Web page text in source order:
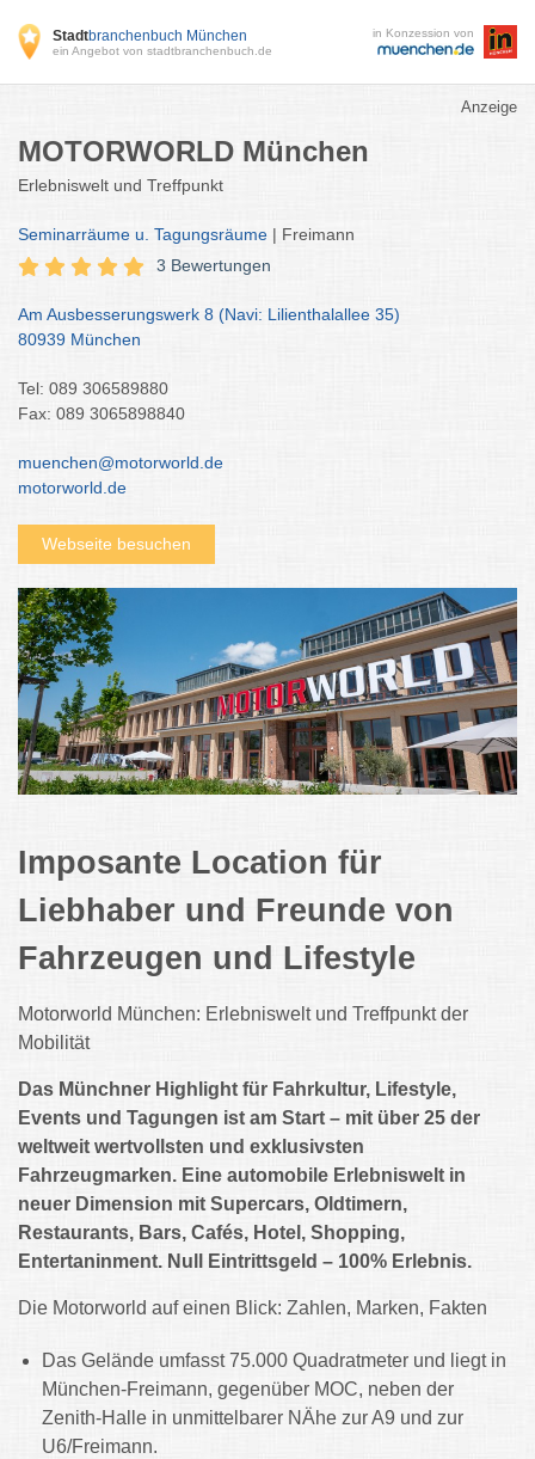
Stadtbranchenbuch München
ein Angebot von stadtbranchenbuch.de
in Konzession von
Anzeige
MOTORWORLD München
Erlebniswelt und Treffpunkt
Seminarräume u. Tagungsräume | Freimann
3 Bewertungen
Am Ausbesserungswerk 8 (Navi: Lilienthalallee 35)
80939 München
Tel: 089 306589880
Fax: 089 3065898840
muenchen@motorworld.de
motorworld.de
Webseite besuchen
Imposante Location für
Liebhaber und Freunde von
Fahrzeugen und Lifestyle
Motorworld München: Erlebniswelt und Treffpunkt der
Mobilität
Das Münchner Highlight für Fahrkultur, Lifestyle,
Events und Tagungen ist am Start – mit über 25 der
weltweit wertvollsten und exklusivsten
Fahrzeugmarken. Eine automobile Erlebniswelt in
neuer Dimension mit Supercars, Oldtimern,
Restaurants, Bars, Cafés, Hotel, Shopping,
Entertaninment. Null Eintrittsgeld – 100% Erlebnis.
Die Motorworld auf einen Blick: Zahlen, Marken, Fakten
Das Gelände umfasst 75.000 Quadratmeter und liegt in
München-Freimann, gegenüber MOC, neben der
Zenith-Halle in unmittelbarer NÄhe zur A9 und zur
U6/Freimann.